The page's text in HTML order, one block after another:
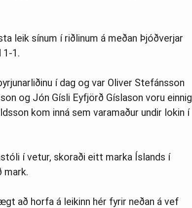
leik sínum í riðlinum á meðan Þjóðverjar
1-1.
í dag og var Oliver Stefánsson
og Jón Gísli Eyfjörð Gíslason voru einnig
kom inná sem varamaður undir lokin í
í vetur, skoraði eitt marka Íslands í
mark.
að horfa á leikinn hér fyrir neðan á vef